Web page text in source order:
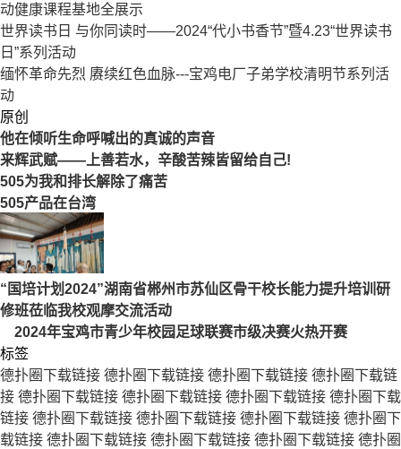
动健康课程基地全展示
世界读书日 与你同读时——2024“代小书香节”暨4.23“世界读书
日”系列活动
缅怀革命先烈 赓续红色血脉---宝鸡电厂子弟学校清明节系列活
动
原创
他在倾听生命呼喊出的真诚的声音
来辉武赋——上善若水，辛酸苦辣皆留给自己!
505为我和排长解除了痛苦
505产品在台湾
“国培计划2024”湖南省郴州市苏仙区骨干校长能力提升培训研
修班莅临我校观摩交流活动
2024年宝鸡市青少年校园足球联赛市级决赛火热开赛
标签
德扑圈下载链接 德扑圈下载链接 德扑圈下载链接 德扑圈下载链
接 德扑圈下载链接 德扑圈下载链接 德扑圈下载链接 德扑圈下载
链接 德扑圈下载链接 德扑圈下载链接 德扑圈下载链接 德扑圈下
载链接 德扑圈下载链接 德扑圈下载链接 德扑圈下载链接 德扑圈